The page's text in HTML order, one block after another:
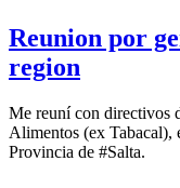
Reunion por
region
Me reuní con directivos
Alimentos (ex Tabacal),
Provincia de #Salta.